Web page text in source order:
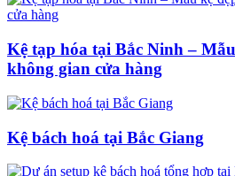
Kệ tạp hóa tại Bắc Ninh –
không gian cửa hàng
Kệ bách hoá tại Bắc Giang